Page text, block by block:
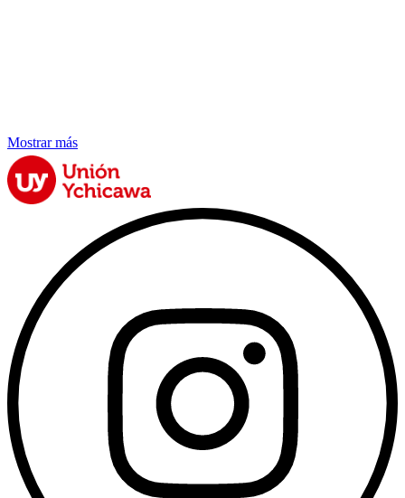
Mostrar más